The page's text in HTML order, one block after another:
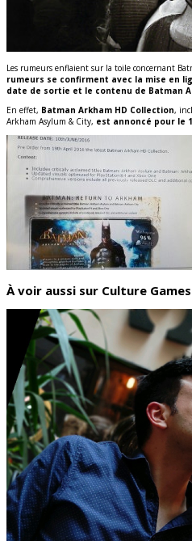
Les rumeurs enflaient sur la toile concernant
rumeurs se confirment avec la mise en
date de sortie et le contenu de Batman
En effet, Batman Arkham HD Collection,
Arkham Asylum & City, est annoncé pour le
À voir aussi sur Culture Games